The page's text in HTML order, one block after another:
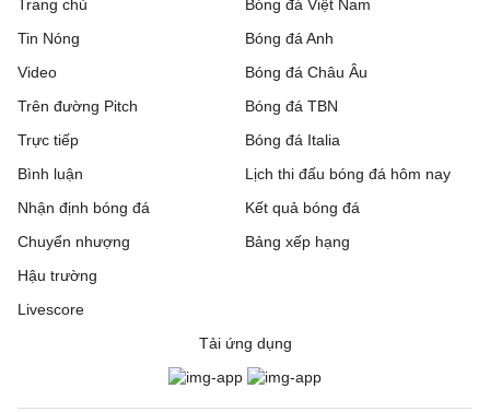
4 - 2 Grenoble
1 - 1 Dijon
0 - 1 FC Annecy
0 - 3
VĐQG Bồ Đào Nha, Hôm nay - 09/08
Trang chủ
Tin Nóng
Video
Trên đường Pitch
Trực tiếp
Bóng đá Việt Nam
Bóng đá Anh
Bóng đá Châu Âu
Bóng đá TBN
Bóng đá Italia
Bình luận
Nhận định bóng đá
Chuyển nhượng
Hậu trường
Livescore
Lịch thi đấu bóng đá hôm nay
Kết quả bóng đá
Bảng xếp hạng
Tải ứng dụng